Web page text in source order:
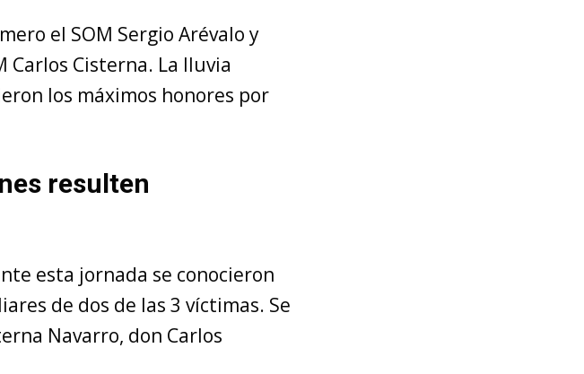
el SOM Sergio Arévalo y
Carlos Cisterna. La lluvia
los máximos honores por
resulten
esta jornada se conocieron
de dos de las 3 víctimas. Se
Navarro, don Carlos